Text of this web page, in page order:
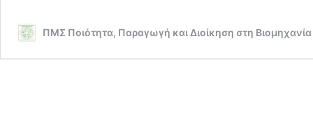
ΠΜΣ Ποιότητα, Παραγωγή και Διοίκηση στη